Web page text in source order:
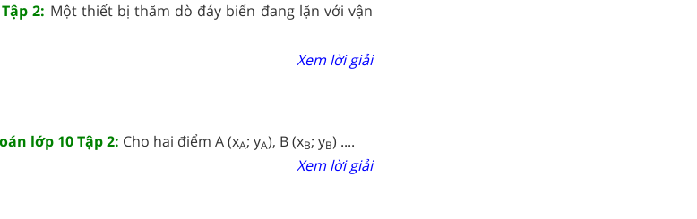
2: Một thiết bị thăm dò đáy biển đang lặn với vận
Xem lời giải
lớp 10 Tập 2: Cho hai điểm A (xA; yA), B (xB; yB) ....
Xem lời giải